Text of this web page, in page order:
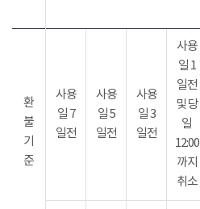
환
불
기
준
사용
일 7
일전
사용
일 5
일전
사용
일 3
일전
사용
일 1
일전
및 당
일
12:00
까지
취소